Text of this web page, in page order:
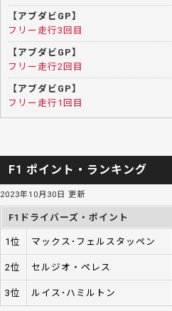
【アブダビGP】
フリー走行3回目
【アブダビGP】
フリー走行2回目
【アブダビGP】
フリー走行1回目
F1 ポイント・ランキング
2023年10月30日 更新
F1ドライバーズ・ポイント
1位 マックス･フェルスタッペン
2位 セルジオ・ペレス
3位 ルイス･ハミルトン